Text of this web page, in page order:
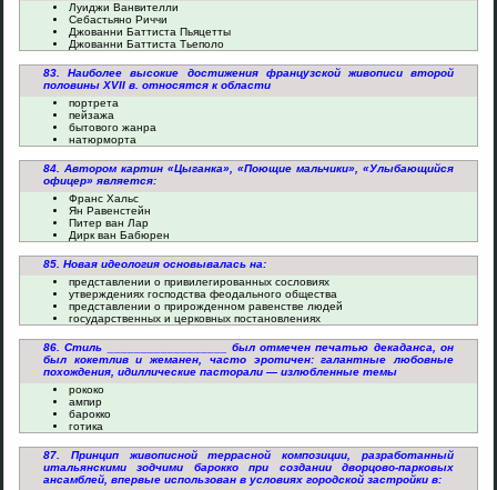
Луиджи Ванвителли
Себастьяно Риччи
Джованни Баттиста Пьяцетты
Джованни Баттиста Тьеполо
83. Наиболее высокие достижения французской живописи второй
половины XVII в. относятся к области
портрета
пейзажа
бытового жанра
натюрморта
84. Автором картин «Цыганка», «Поющие мальчики», «Улыбающийся
офицер» является:
Франс Хальс
Ян Равенстейн
Питер ван Лар
Дирк ван Бабюрен
85. Новая идеология основывалась на:
представлении о привилегированных сословиях
утверждениях господства феодального общества
представлении о прирожденном равенстве людей
государственных и церковных постановлениях
86. Стиль __________________ был отмечен печатью декаданса, он
был кокетлив и жеманен, часто эротичен: галантные любовные
похождения, идиллические пасторали — излюбленные темы
рококо
ампир
барокко
готика
87. Принцип живописной террасной композиции, разработанный
итальянскими зодчими барокко при создании дворцово-парковых
ансамблей, впервые использован в условиях городской застройки в: